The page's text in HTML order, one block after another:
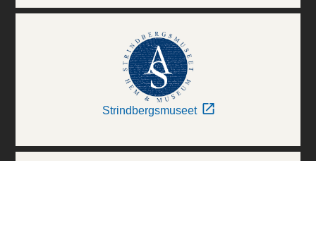
Strindbergsmuseet